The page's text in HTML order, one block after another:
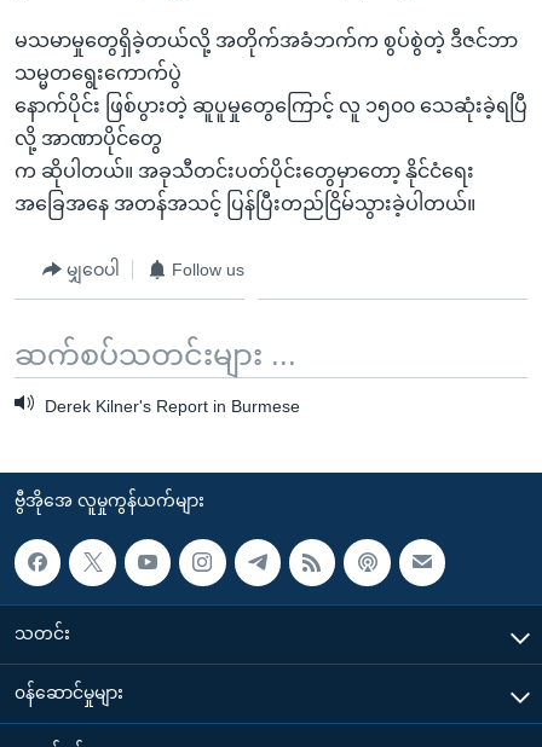
မသမာမှုတွေရှိခဲ့တယ်လို့ အတိုက်အခံဘက်က စွပ်စွဲတဲ့ ဒီဇင်ဘာ
သမ္မတရွေးကောက်ပွဲ
နောက်ပိုင်း ဖြစ်ပွားတဲ့ ဆူပူမှုတွေကြောင့် လူ ၁၅၀၀ သေဆုံးခဲ့ရပြီ
လို့ အာဏာပိုင်တွေ
က ဆိုပါတယ်။ အခုသီတင်းပတ်ပိုင်းတွေမှာတော့ နိုင်ငံရေး
အခြေအနေ အတန်အသင့် ပြန်ပြီးတည်ငြိမ်သွားခဲ့ပါတယ်။
မျှဝေပါ Follow us
ဆက်စပ်သတင်းများ ...
Derek Kilner's Report in Burmese
ဗွီအိုအေ လူမှုကွန်ယက်များ
သတင်း
၀န်ဆောင်မှုများ